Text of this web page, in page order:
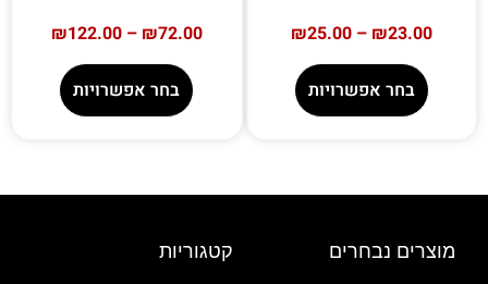
₪23.00
–
₪25.00
בחר אפשרויות
₪72.00
–
₪122.00
בחר אפשרויות
מוצרים נבחרים קטגוריות